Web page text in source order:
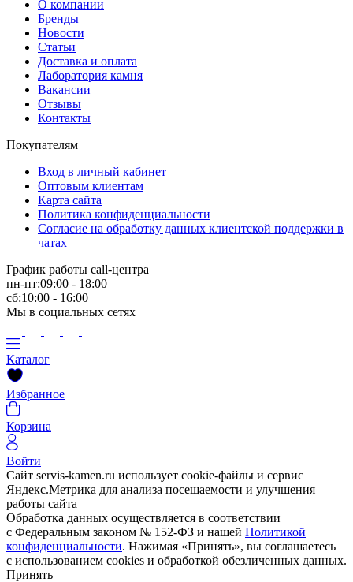
О компании
Бренды
Новости
Статьи
Доставка и оплата
Лаборатория камня
Вакансии
Отзывы
Контакты
Покупателям
Вход в личный кабинет
Оптовым клиентам
Карта сайта
Политика конфиденциальности
Согласие на обработку данных клиентской поддержки в
чатах
График работы call-центра
пн-пт:09:00 - 18:00
сб:10:00 - 16:00
Мы в социальных сетях
Каталог
Избранное
Корзина
Войти
Сайт servis-kamen.ru использует cookie-файлы и сервис
Яндекс.Метрика для анализа посещаемости и улучшения
работы сайта
Обработка данных осуществляется в соответствии
с Федеральным законом № 152-ФЗ и нашей Политикой
конфиденциальности. Нажимая «Принять», вы соглашаетесь
с использованием cookies и обработкой обезличенных данных.
Принять